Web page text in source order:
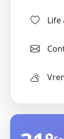
Life